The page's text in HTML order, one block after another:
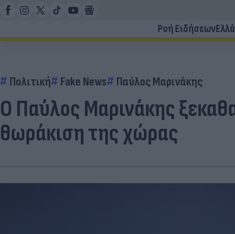
Ροή Ειδήσεων
Πολιτική Fake News Παύλος Μαρινάκης
Ο Παύλος Μαρινάκης
θωράκιση της χώρας